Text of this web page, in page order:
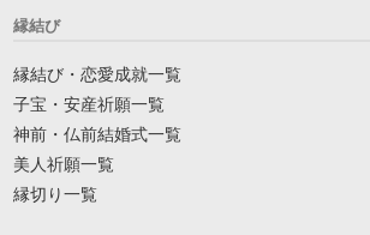
縁結び
縁結び・恋愛成就一覧
子宝・安産祈願一覧
神前・仏前結婚式一覧
美人祈願一覧
縁切り一覧